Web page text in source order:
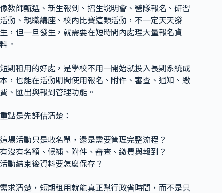
像教師甄選、新生報到、招生說明會、營隊報名、研習
活動、親職講座、校內比賽這類活動，不一定天天發
生，但一旦發生，就需要在短時間內處理大量報名資
料。
短期租用的好處，是學校不用一開始就投入長期系統成
本，也能在活動期間使用報名、附件、審查、通知、繳
費、匯出與報到管理功能。
重點是先評估清楚：
這場活動只是收名單，還是需要管理完整流程？
有沒有名額、候補、附件、審查、繳費與報到？
活動結束後資料要怎麼保存？
需求清楚，短期租用就能真正幫行政省時間，而不是只